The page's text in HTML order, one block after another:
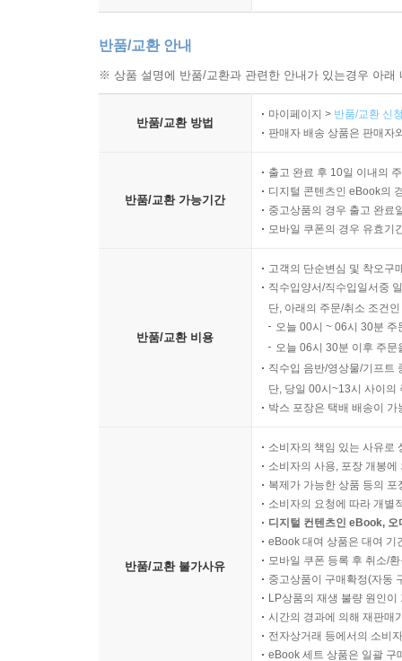
반품/교환 안내
※ 상품 설명에 반품/교환과 관련한 안내가 있는경우 아
반품/교환 방법
마이페이지 > 반품/교환 신
판매자 배송 상품은 판매자
반품/교환 가능기간
출고 완료 후 10일 이내의
디지털 콘텐츠인 eBook의
중고상품의 경우 출고 완료
모바일 쿠폰의 경우 유효기
반품/교환 비용
고객의 단순변심 및 착오구
직수입양서/직수입일서중
단, 아래의 주문/취소 조건
오늘 00시 ~ 06시 30분
오늘 06시 30분 이후 주
직수입 음반/영상물/기프트
단, 당일 00시~13시 사이의
박스 포장은 택배 배송이
반품/교환 불가사유
소비자의 책임 있는 사유로
소비자의 사용, 포장 개봉
복제가 가능한 상품 등의
소비자의 요청에 따라 개별
디지털 컨텐츠인 eBook,
eBook 대여 상품은 대여 기
모바일 쿠폰 등록 후 취소/
중고상품이 구매확정(자동
LP상품의 재생 불량 원인
시간의 경과에 의해 재판매
전자상거래 등에서의 소비
eBook 세트 상품은 일괄 구